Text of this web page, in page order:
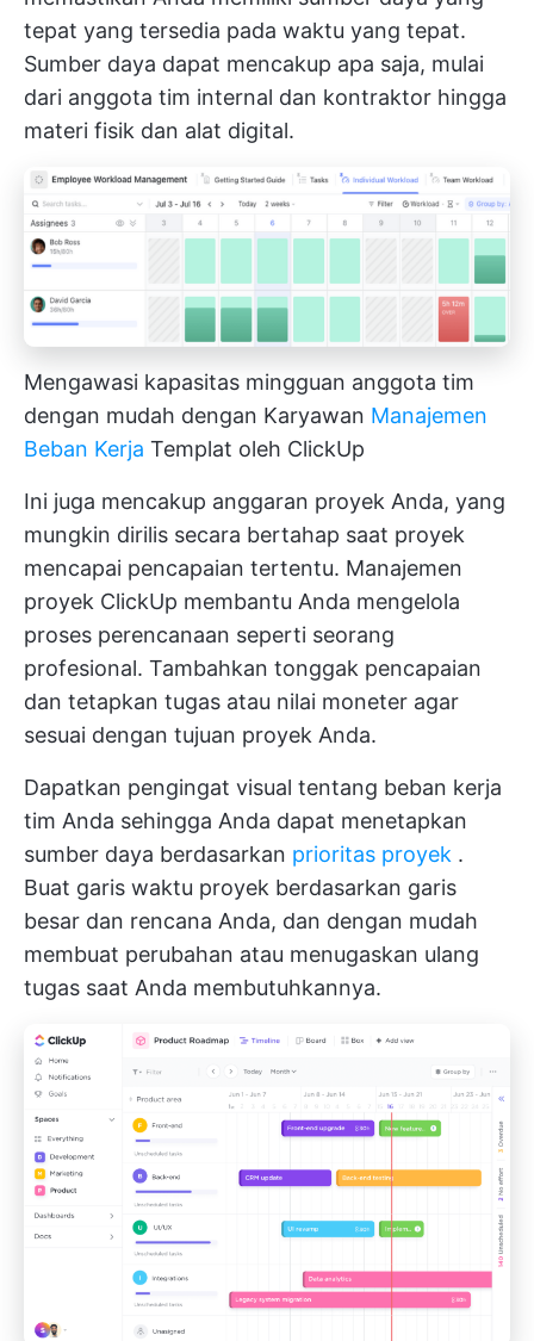
tepat yang tersedia pada waktu yang tepat.
Sumber daya dapat mencakup apa saja, mulai
dari anggota tim internal dan kontraktor hingga
materi fisik dan alat digital.
Mengawasi kapasitas mingguan anggota tim
dengan mudah dengan Karyawan Manajemen
Beban Kerja Templat oleh ClickUp
Ini juga mencakup anggaran proyek Anda, yang
mungkin dirilis secara bertahap saat proyek
mencapai pencapaian tertentu. Manajemen
proyek ClickUp membantu Anda mengelola
proses perencanaan seperti seorang
profesional. Tambahkan tonggak pencapaian
dan tetapkan tugas atau nilai moneter agar
sesuai dengan tujuan proyek Anda.
Dapatkan pengingat visual tentang beban kerja
tim Anda sehingga Anda dapat menetapkan
sumber daya berdasarkan prioritas proyek .
Buat garis waktu proyek berdasarkan garis
besar dan rencana Anda, dan dengan mudah
membuat perubahan atau menugaskan ulang
tugas saat Anda membutuhkannya.